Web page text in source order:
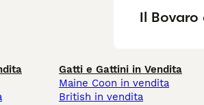
Il
Gatti e Gattini in Vendita
Maine Coon in vendita
British in vendita